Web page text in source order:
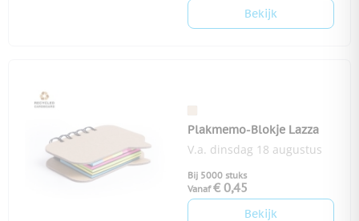
Bekijk
Plakmemo-Blokje Lazza
V.a. dinsdag 18 augustus
Bij 5000 stuks
Vanaf € 0,45
Bekijk